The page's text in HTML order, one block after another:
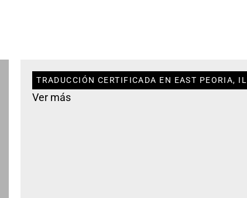
TRADUCCIÓN CERTIFICADA EN EAST PEORIA, IL
Ver más